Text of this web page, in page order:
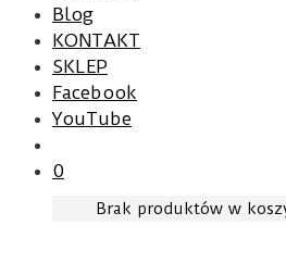
Blog
KONTAKT
SKLEP
Facebook
YouTube
0
Brak produktów w